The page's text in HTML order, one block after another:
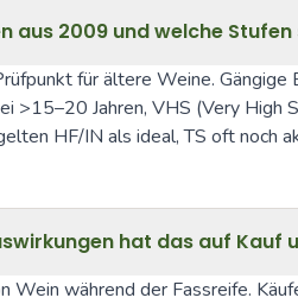
aus 2009 und welche
für ältere Weine. Gängige
Jahren, VHS (Very
HF/IN als ideal, TS oft noch
hat das auf Kauf
Wein während der Fassreife.